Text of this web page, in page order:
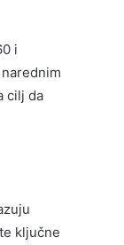
i
cilj da
ključne